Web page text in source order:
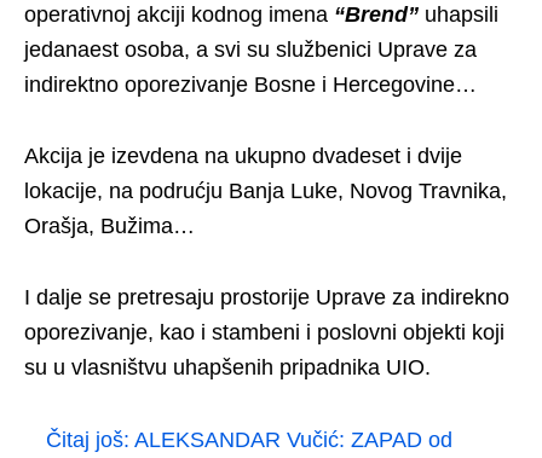
operativnoj akciji kodnog imena “Brend” uhapsili
jedanaest osoba, a svi su službenici Uprave za
indirektno oporezivanje Bosne i Hercegovine…
Akcija je izevdena na ukupno dvadeset i dvije
lokacije, na podrućju Banja Luke, Novog Travnika,
Orašja, Bužima…
I dalje se pretresaju prostorije Uprave za indirekno
oporezivanje, kao i stambeni i poslovni objekti koji
su u vlasništvu uhapšenih pripadnika UIO.
Čitaj još: ALEKSANDAR Vučić: ZAPAD od